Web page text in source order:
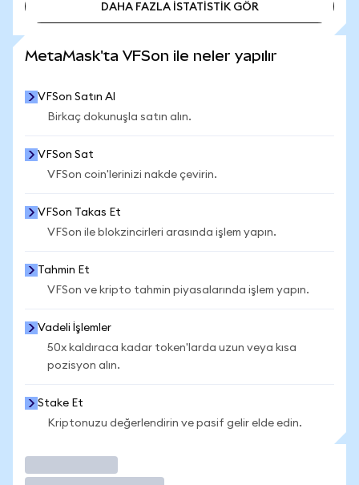
DAHA FAZLA İSTATİSTİK GÖR
MetaMask'ta VFSon ile neler yapılır
VFSon Satın Al
Birkaç dokunuşla satın alın.
VFSon Sat
VFSon coin'lerinizi nakde çevirin.
VFSon Takas Et
VFSon ile blokzincirleri arasında işlem yapın.
Tahmin Et
VFSon ve kripto tahmin piyasalarında işlem yapın.
Vadeli İşlemler
50x kaldıraca kadar token'larda uzun veya kısa
pozisyon alın.
Stake Et
Kriptonuzu değerlendirin ve pasif gelir elde edin.